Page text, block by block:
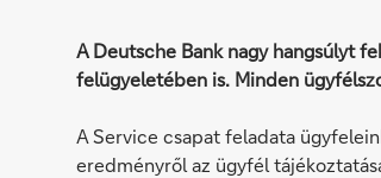
A Deutsche Bank nagy hangsúlyt
felügyeletében is. Minden
A Service csapat feladata
eredményről az ügyfél